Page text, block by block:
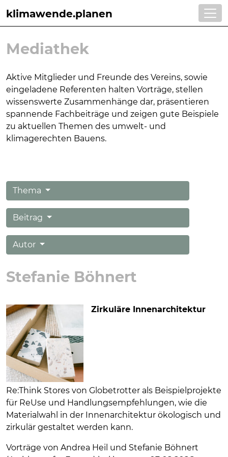
klimawende.planen
Mediathek
Aktive Mitglieder und Freunde des Vereins, sowie
eingeladene Referenten halten Vorträge, stellen
wissenswerte Zusammenhänge dar, präsentieren
spannende Fachbeiträge und zeigen gute Beispie le
zu aktuellen Themen des umwelt- und
klimagerechten Bauens.
Thema
Beitrag
Autor
Stefanie Böhnert
Zirkuläre Innenarchitektur
Re:Think Stores von Globetrotter als Beispielprojekte
für ReUse und Handlungsempfehlungen, wie die
Materialwahl in der Innenarchitektur ökologisch und
zirkulär gestaltet werden kann.
Vorträge von Andrea Heil und Stefanie Böhnert